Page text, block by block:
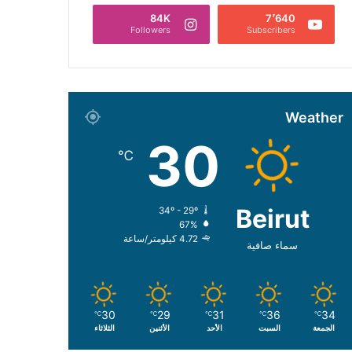
7٬640
Subscribers
84K
Followers
Weather
Beirut
سماء صافية
30
℃
34º - 29º
67%
4.72 كيلومتر/ساعة
34
℃
الجمعة
36
℃
السبت
31
℃
الأحد
29
℃
الأثنين
30
℃
الثلاثاء